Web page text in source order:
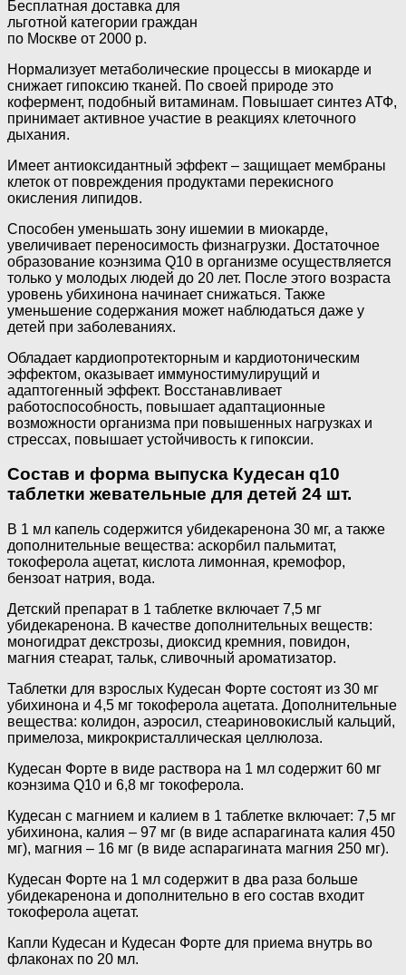
Бесплатная доставка для
льготной категории граждан
по Москве от 2000 р.
Нормализует метаболические процессы в миокарде и
снижает гипоксию тканей. По своей природе это
кофермент, подобный витаминам. Повышает синтез АТФ,
принимает активное участие в реакциях клеточного
дыхания.
Имеет антиоксидантный эффект – защищает мембраны
клеток от повреждения продуктами перекисного
окисления липидов.
Способен уменьшать зону ишемии в миокарде,
увеличивает переносимость физнагрузки. Достаточное
образование коэнзима Q10 в организме осуществляется
только у молодых людей до 20 лет. После этого возраста
уровень убихинона начинает снижаться. Также
уменьшение содержания может наблюдаться даже у
детей при заболеваниях.
Обладает кардиопротекторным и кардиотоническим
эффектом, оказывает иммуностимулирущий и
адаптогенный эффект. Восстанавливает
работоспособность, повышает адаптационные
возможности организма при повышенных нагрузках и
стрессах, повышает устойчивость к гипоксии.
Состав и форма выпуска Кудесан q10
таблетки жевательные для детей 24 шт.
В 1 мл капель содержится убидекаренона 30 мг, а также
дополнительные вещества: аскорбил пальмитат,
токоферола ацетат, кислота лимонная, кремофор,
бензоат натрия, вода.
Детский препарат в 1 таблетке включает 7,5 мг
убидекаренона. В качестве дополнительных веществ:
моногидрат декстрозы, диоксид кремния, повидон,
магния стеарат, тальк, сливочный ароматизатор.
Таблетки для взрослых Кудесан Форте состоят из 30 мг
убихинона и 4,5 мг токоферола ацетата. Дополнительные
вещества: колидон, аэросил, стеариновокислый кальций,
примелоза, микрокристаллическая целлюлоза.
Кудесан Форте в виде раствора на 1 мл содержит 60 мг
коэнзима Q10 и 6,8 мг токоферола.
Кудесан с магнием и калием в 1 таблетке включает: 7,5 мг
убихинона, калия – 97 мг (в виде аспарагината калия 450
мг), магния – 16 мг (в виде аспарагината магния 250 мг).
Кудесан Форте на 1 мл содержит в два раза больше
убидекаренона и дополнительно в его состав входит
токоферола ацетат.
Капли Кудесан и Кудесан Форте для приема внутрь во
флаконах по 20 мл.